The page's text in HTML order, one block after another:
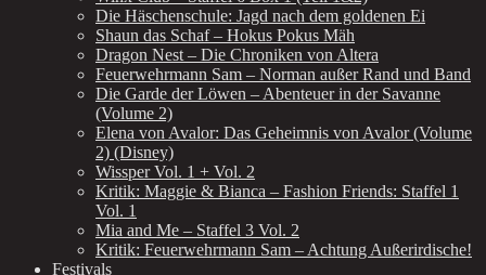
Die Häschenschule: Jagd nach dem goldenen Ei
Shaun das Schaf – Hokus Pokus Mäh
Dragon Nest – Die Chroniken von Altera
Feuerwehrmann Sam – Norman außer Rand und Band
Die Garde der Löwen – Abenteuer in der Savanne
(Volume 2)
Elena von Avalor: Das Geheimnis von Avalor (Volume
2) (Disney)
Wissper Vol. 1 + Vol. 2
Kritik: Maggie & Bianca – Fashion Friends: Staffel 1
Vol. 1
Mia and Me – Staffel 3 Vol. 2
Kritik: Feuerwehrmann Sam – Achtung Außerirdische!
Festivals